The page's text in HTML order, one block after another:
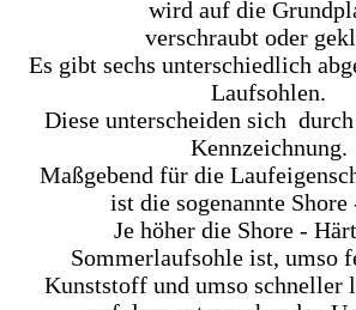
wird auf die
verschraubt oder
Es gibt sechs unterschiedlich
Laufsohlen.
Diese unterscheiden sich
Kennzeichnung.
Maßgebend für die
ist die sogenannte Shore
Je höher die Shore -
Sommerlaufsohle ist, umso
Kunststoff und umso schneller